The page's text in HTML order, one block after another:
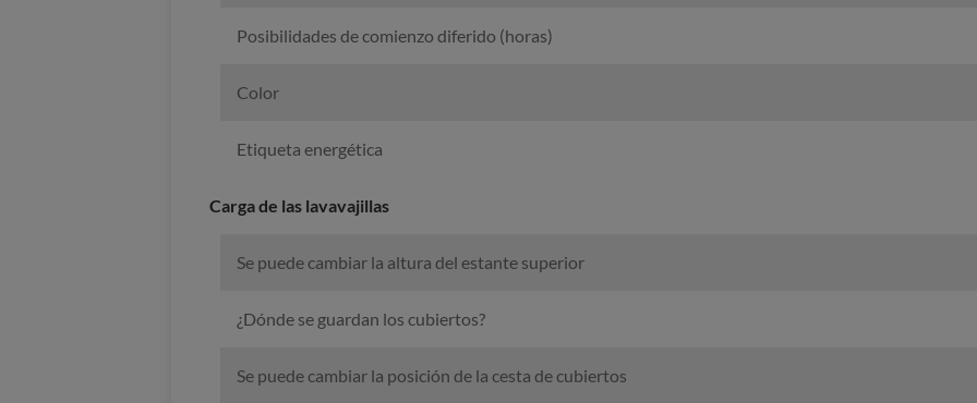
Posibilidades de comienzo diferido (horas)
Color
Etiqueta energética
Carga de las lavavajillas
Se puede cambiar la altura del estante superior
¿Dónde se guardan los cubiertos?
Se puede cambiar la posición de la cesta de cubiertos